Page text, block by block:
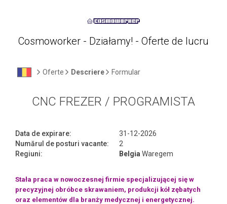
Cosmoworker - Działamy! - Oferte de lucru
Oferte Descriere Formular
CNC FREZER / PROGRAMISTA
Data de expirare:
31-12-2026
Numărul de posturi vacante:
2
Regiuni:
Belgia Waregem
Stała praca w nowoczesnej firmie specjalizującej się w
precyzyjnej obróbce skrawaniem, produkcji kół zębatych
oraz elementów dla branży medycznej i energetycznej.